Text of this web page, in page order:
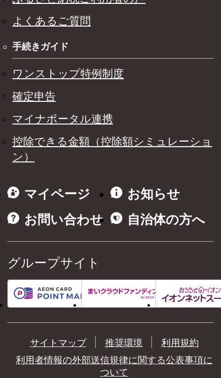
よくあるご質問
手続きガイド
ワンストップ特例制度
確定申告
マイナポータル連携
控除できる金額（控除額シミュレーショ
ン）
マイページ
お知らせ
お問い合わせ
自治体の方へ
グループサイト
サイトマップ 推奨環境
利用規約
利用者情報の外部送信規律に関する公表事項に
ついて